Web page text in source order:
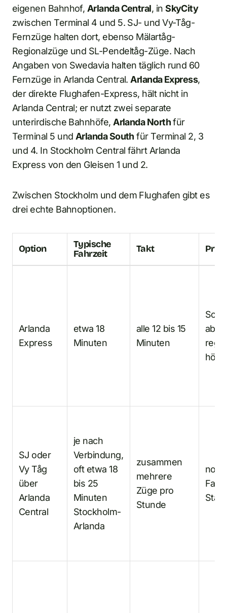
eigenen Bahnhof, Arlanda Central, inSkyCity
zwischen Terminal 4 und 5. SJ- und Vy-Tåg-
Fernzüge halten dort, ebenso Mälartåg-
Regionalzüge und SL-Pendeltåg-Züge. Nach
Angaben von Swedavia halten täglich rund 60
Fernzüge in Arlanda Central. Arlanda Express,
der direkte Flughafen-Express, hält nicht in
Arlanda Central; er nutzt zwei separate
unterirdische Bahnhöfe, Arlanda Northfür
Terminal 5 und Arlanda South für Terminal 2, 3
und 4. In Stockholm Central fährt Arlanda
Express von den Gleisen 1 und 2.
Zwischen Stockholm und dem Flughafen gibt es
drei echte Bahnoptionen.
Option
Typische
Fahrzeit
Takt
Arlanda
Express
etwa 18
Minuten
alle 12 bis 15
Minuten
ab
SJ oder
Vy Tåg
über
Arlanda
Central
je nach
Verbindung,
oft etwa 18
bis 25
Minuten
Stockholm-
Arlanda
zusammen
mehrere
Züge pro
Stunde